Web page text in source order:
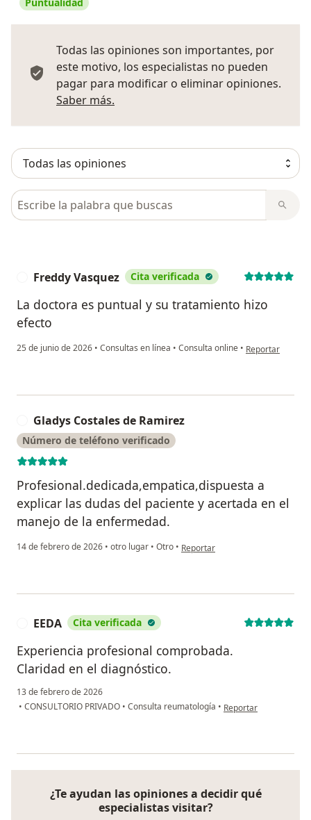
Todas las opiniones son importantes, por
este motivo, los especialistas no pueden
pagar para modificar o eliminar opiniones.
Saber más.
Busca en opiniones
Freddy Vasquez Cita verificada
La doctora es puntual y su tratamiento hizo
efecto
25 de junio de 2026 • Consultas en línea • Consulta online • en opinión del
Reportar
Gladys Costales de Ramirez
Número de teléfono verificado
Profesional.dedicada,empatica,dispuesta a
explicar las dudas del paciente y acertada en el
manejo de la enfermedad.
14 de febrero de 2026 • otro lugar • Otro • en opinión del usuario Gladys
Reportar
EEDA Cita verificada
Experiencia profesional comprobada.
Claridad en el diagnóstico.
13 de febrero de 2026
• CONSULTORIO PRIVADO • Consulta reumatología • en opinión del usuario
Reportar
¿Te ayudan las opiniones a decidir qué
especialistas visitar?